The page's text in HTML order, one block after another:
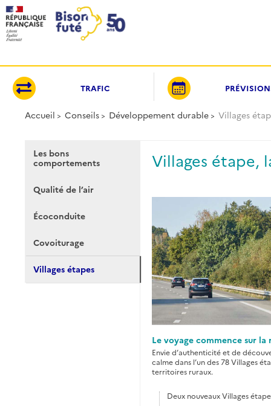
TRAFIC
Accueil Conseils Développement durable Villages
Les bons
comportements
Qualité de l’air
Écoconduite
Covoiturage
Villages étapes
Villages étape,
Le voyage commence sur la
Envie d’authenticité et de
calme dans l’un des 78 Villages
territoires ruraux.
Deux nouveaux Villages
Panneau de gestion des cookies